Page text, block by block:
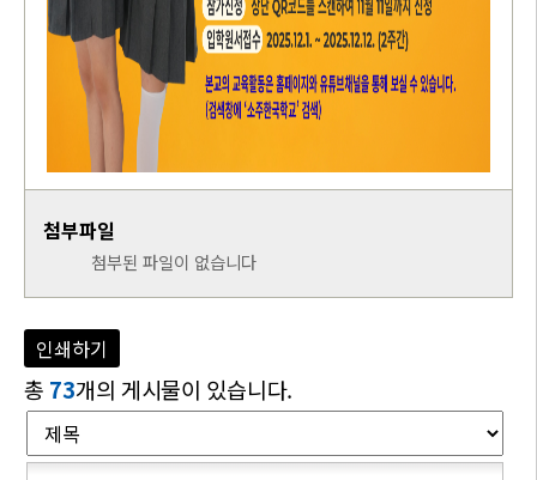
첨부파일
첨부된 파일이 없습니다
인쇄하기
총 73개의 게시물이 있습니다.